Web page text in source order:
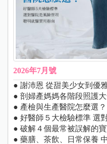
2026年7月號
● 謝沛恩 從甜美少女到優
● 剖婦產媽媽各階段照護
● 產檢與生產醫院怎麼選？
● 好醫師５大檢驗標準 選
● 破解４個最常被誤解的
● 藥膳、茶飲、日常保養